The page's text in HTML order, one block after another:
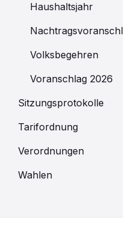
Haushaltsjahr
Volksbegehren
Voranschlag 2026
Sitzungsprotokolle
Tarifordnung
Verordnungen
Wahlen